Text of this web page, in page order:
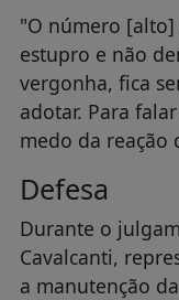
"O número
estupro e não
vergonha, fica
adotar. Para
medo da
Defesa
Durante o
Cavalcanti,
a manutenção